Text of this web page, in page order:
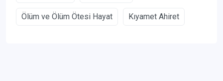
Ölüm ve Ölüm Ötesi Hayat Kıyamet Ahiret